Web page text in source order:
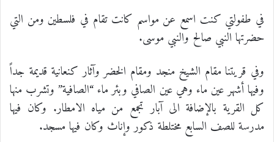
في طفولتي كنت اسمع عن مواسم كانت تقام في فلسطين ومن التي
حضرتها النبي صالح والنبي موسى.
وفي قريتنا مقام الشيخ منجد ومقام الخضر وآثار كنعانية قديمة جداً
وفيها أشهر عين ماء وهي عين الصافي وبئر ماء “الصافية” وتشرب منها
كل القرية بالإضافة الى آبار تجمع من مياه الامطار. وكان فيها
مدرسة للصف السابع مختلطة ذكور وإناث وكان فيها مسجد.